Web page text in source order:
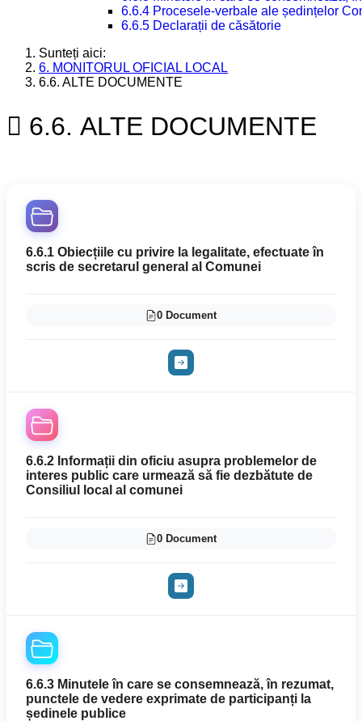
6.6.4 Procesele-verbale ale ședințelor
6.6.5 Declarații de căsătorie
Sunteți aici:
6. MONITORUL OFICIAL LOCAL
6.6. ALTE DOCUMENTE
6.6. ALTE DOCUMENTE
6.6.1 Obiecțiile cu privire la legalitate, efectuate în
scris de secretarul general al Comunei
0 Document
6.6.2 Informații din oficiu asupra problemelor de
interes public care urmează să fie dezbătute de
Consiliul local al comunei
0 Document
6.6.3 Minutele în care se consemnează, în rezumat,
punctele de vedere exprimate de participanți la
ședinele publice